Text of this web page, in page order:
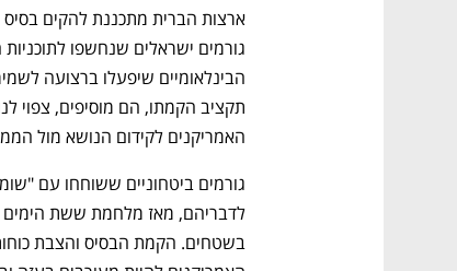
האמריקנים לקידום הנושא מול